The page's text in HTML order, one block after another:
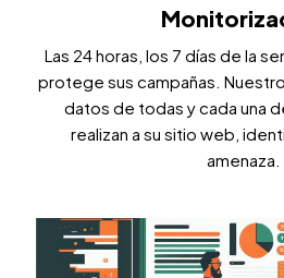
Las 24 horas, los 7 días de la
protege sus campañas.
datos de todas y cada una
realizan a su sitio web,
amenaza.